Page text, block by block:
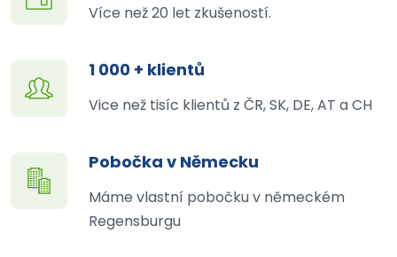
Více než 20 let zkušeností.
1 000 + klientů
Vice než tisíc klientů z ČR, SK, DE, AT a CH
Pobočka v Německu
Máme vlastní pobočku v německém
Regensburgu